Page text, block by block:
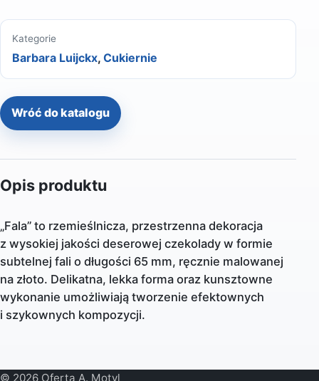
Kategorie
Barbara Luijckx, Cukiernie
Wróć do katalogu
Opis produktu
„Fala” to rzemieślnicza, przestrzenna dekoracja
z wysokiej jakości deserowej czekolady w formie
subtelnej fali o długości 65 mm, ręcznie malowanej
na złoto. Delikatna, lekka forma oraz kunsztowne
wykonanie umożliwiają tworzenie efektownych
i szykownych kompozycji.
© 2026 Oferta A. Motyl